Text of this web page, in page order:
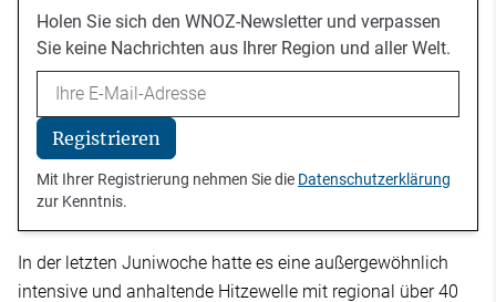
Holen Sie sich den WNOZ-Newsletter und verpassen
Sie keine Nachrichten aus Ihrer Region und aller Welt.
Email
Registrieren
Mit Ihrer Registrierung nehmen Sie die Datenschutzerklärung
zur Kenntnis.
In der letzten Juniwoche hatte es eine außergewöhnlich
intensive und anhaltende Hitzewelle mit regional über 40